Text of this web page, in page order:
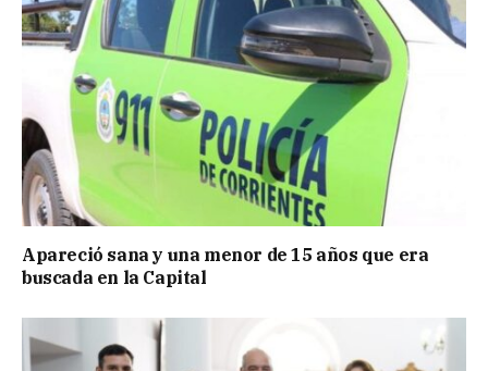
Apareció sana y una menor de 15 años que era
buscada en la Capital